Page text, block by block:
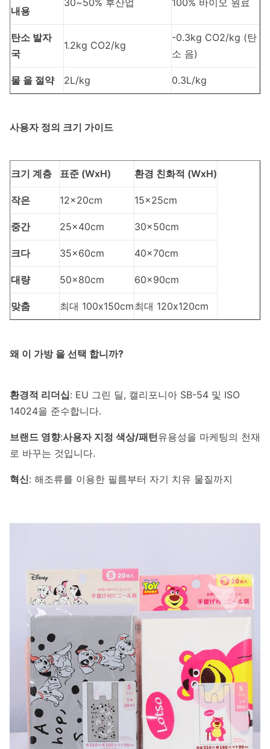
내용
30~50% 후산업 100% 바이오 원료
탄소 발자
국
1.2kg CO2/kg
-0.3kg CO2/kg (탄
소 음)
물 을 절약 2L/kg 0.3L/kg
사용자 정의 크기 가이드
크기 계층 표준 (WxH) 환경 친화적 (WxH)
작은 12x20cm 15x25cm
중간 25x40cm 30x50cm
크다 35x60cm 40x70cm
대량 50x80cm 60x90cm
맞춤 최대 100x150cm최대 120x120cm
왜 이 가방 을 선택 합니까?
환경적 리더십: EU 그린 딜, 캘리포니아 SB-54 및 ISO
14024을 준수합니다.
브랜드 영향:사용자 지정 색상/패턴유용성을 마케팅의 천재
로 바꾸는 것입니다.
혁신: 해조류를 이용한 필름부터 자기 치유 물질까지